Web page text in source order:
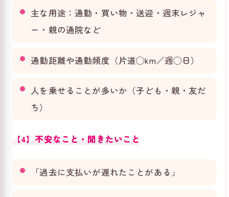
主な用途：通勤・買い物・送迎・週末レジャ
ー・親の通院など
通勤距離や通勤頻度（片道◯km／週◯日）
人を乗せることが多いか（子ども・親・友だ
ち）
【4】不安なこと・聞きたいこと
「過去に支払いが遅れたことがある」